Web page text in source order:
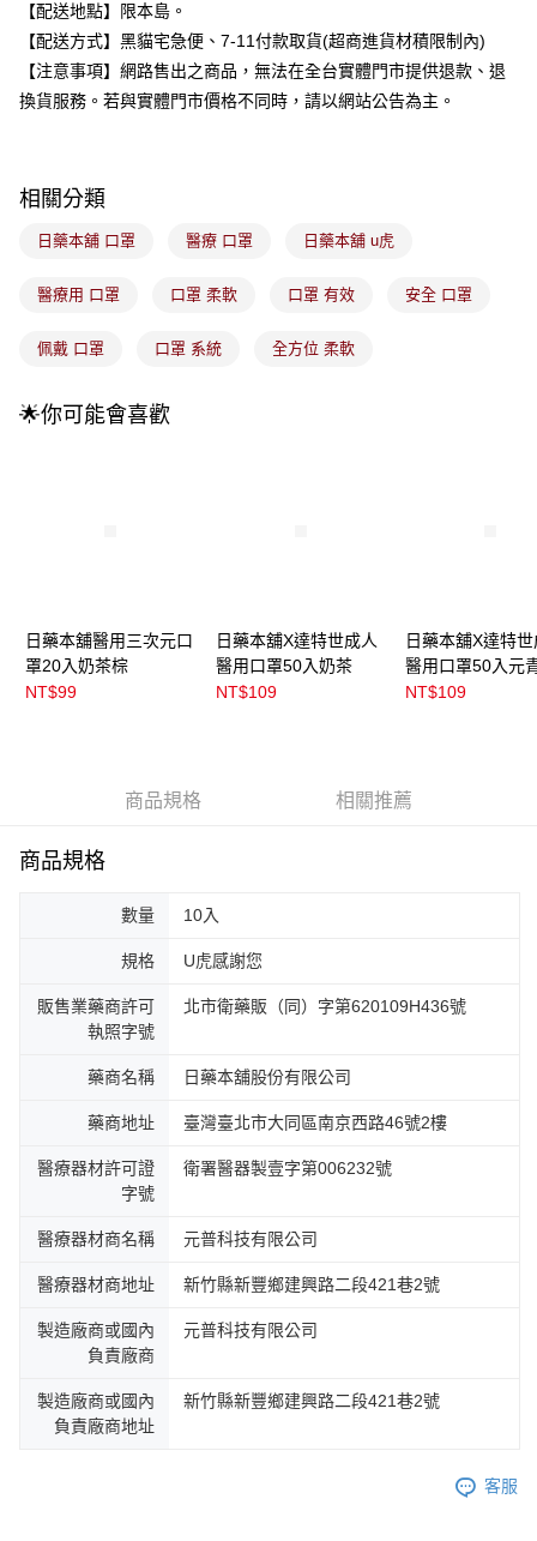
【大哥付你分期使用說明】
1.本服務由台灣大哥大提供，台灣大哥大用戶可立即使用無須另外申請。
2.付款方式選擇「大哥付你分期」，訂單成立後會自動跳轉到大哥付的交易
流程，驗證手機門號後，選擇欲分期的期數、繳款截止日，確認付款後即完
成交易。
法說明評估內容。
1.分期款項不併入電信帳單，「大哥付你分期」於每月結算日後寄送繳費提
2.透過簡訊連結打開帳單後，可選擇「超商條碼／台灣大直營門市／銀行轉
帳／街口支付／iPASS MONEY」等通路繳費。
【注意事項】
買賣價金債權讓與本公司後，依約使用本公司帳單繳交帳款。
ATM付款
運送方式
每筆NT$100，滿NT$899(含以上)免運費
7-11取貨付款
每筆NT$100，滿NT$899(含以上)免運費
每筆NT$100，滿NT$399(含以上)免運費
【配送地點】限本島。
【配送方式】黑貓宅急便、7-11付款取貨(超商進貨材積限制內)
【注意事項】網路售出之商品，無法在全台實體門市提供退款、退
換貨服務。若與實體門市價格不同時，請以網站公告為主。
相關分類
日藥本舖 口罩 醫療 口罩 日藥本舖 u虎
醫療用 口罩 口罩 柔軟 口罩 有效 安全 口罩
佩戴 口罩 口罩 系統 全方位 柔軟
🌟你可能會喜歡
日藥本舖醫用三次元口
罩20入奶茶棕
NT$99
日藥本舖X達特世成人
醫用口罩50入奶茶
NT$109
日藥本舖X達特
醫用口罩50入元
NT$109
商品規格 相關推薦
商品規格
數量 10入
規格 U虎感謝您
販售業藥商許可
執照字號
北市衛藥販（同）字第620109H436號
藥商名稱 日藥本舖股份有限公司
藥商地址 臺灣臺北市大同區南京西路46號2樓
醫療器材許可證
字號
衛署醫器製壹字第006232號
醫療器材商名稱 元普科技有限公司
醫療器材商地址 新竹縣新豐鄉建興路二段421巷2號
製造廠商或國內
負責廠商
元普科技有限公司
製造廠商或國內
負責廠商地址
新竹縣新豐鄉建興路二段421巷2號
客服